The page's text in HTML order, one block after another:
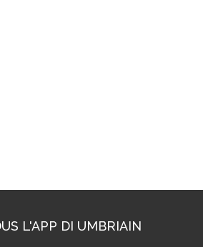
L'APP DI UMBRIAIN